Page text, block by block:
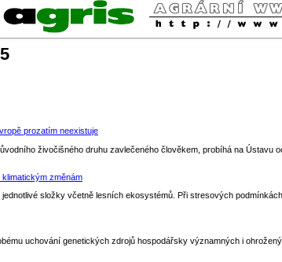
prozatím neexistuje
živočišného druhu zavlečeného člověkem, probíhá na
změnám
složky včetně lesních ekosystémů. Při stresových
uchování genetických zdrojů hospodářsky významných i